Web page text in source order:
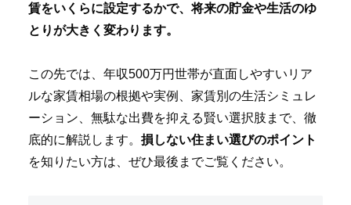
賃をいくらに設定するかで、将来の貯金や生活のゆ
とりが大きく変わります。
この先では、年収500万円世帯が直面しやすいリア
ルな家賃相場の根拠や実例、家賃別の生活シミュレ
ーション、無駄な出費を抑える賢い選択肢まで、徹
底的に解説します。 損しない住まい選びのポイント
を知りたい方は、ぜひ最後までご覧ください。